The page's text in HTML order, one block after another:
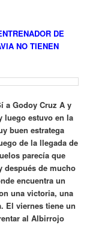
DE
NO TIENEN
a Godoy Cruz A y
luego estuvo en la
buen estratega
de la llegada de
parecía que
después de mucho
encuentra un
una victoria, una
El viernes tiene un
al Albirrojo